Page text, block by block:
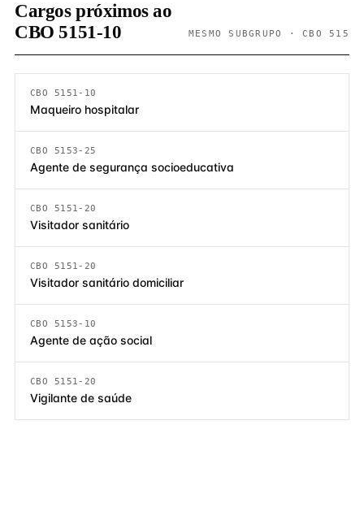
Cargos próximos ao
CBO 5151-10
MESMO SUBGRUPO · CBO 515
CBO 5151-10
Maqueiro hospitalar
CBO 5153-25
Agente de segurança socioeducativa
CBO 5151-20
Visitador sanitário
CBO 5151-20
Visitador sanitário domiciliar
CBO 5153-10
Agente de ação social
CBO 5151-20
Vigilante de saúde